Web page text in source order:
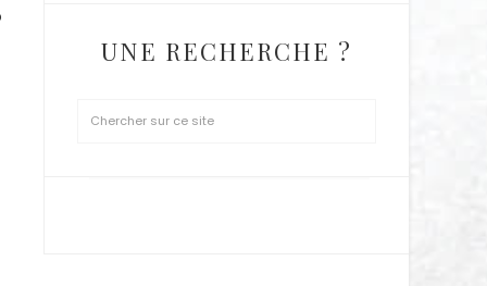
UNE RECHERCHE ?